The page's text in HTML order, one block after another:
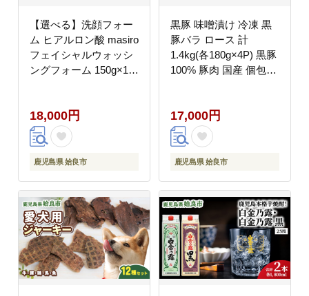
【選べる】洗顔フォー
ム ヒアルロン酸 masiro
フェイシャルウォッシ
ングフォーム 150g×1本
ム てんげん (a955-A)
18,000円
鹿児島県 姶良市
黒豚 味噌漬け 冷凍 黒
豚バラ ロース 計
1.4kg(各180g×4P) 黒豚
100% 豚肉 国産 個包装
Company (a681)
17,000円
鹿児島県 姶良市